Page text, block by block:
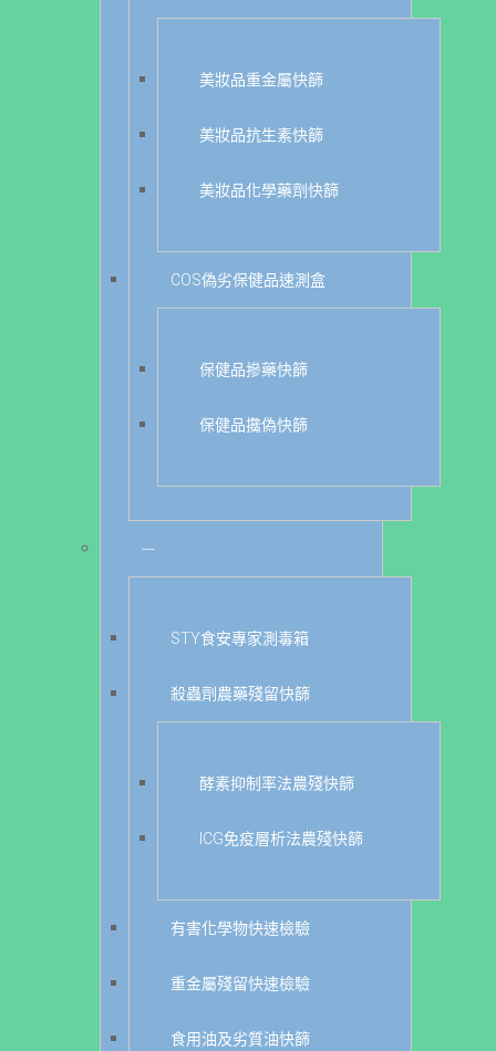
美妝品重金屬快篩
美妝品抗生素快篩
美妝品化學藥劑快篩
COS偽劣保健品速測盒
保健品摻藥快篩
保健品攙偽快篩
---
STY食安專家測毒箱
殺蟲劑農藥殘留快篩
酵素抑制率法農殘快篩
ICG免疫層析法農殘快篩
有害化學物快速檢驗
重金屬殘留快速檢驗
食用油及劣質油快篩